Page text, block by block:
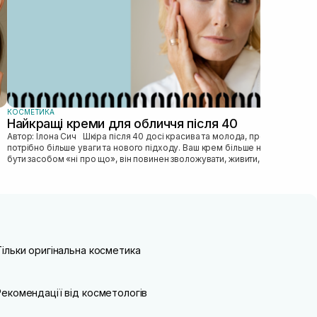
КОСМЕТИКА
Найкращі креми для обличчя після 40
Автор: Ілона Сич Шкіра після 40 досі красива та молода, просто їй
потрібно більше уваги та нового підходу. Ваш крем більше не може
бути засобом «ні про що», він повинен зволожувати, живити, покр...
оригінальна косметика
від косметологів